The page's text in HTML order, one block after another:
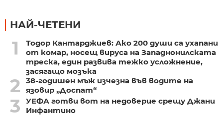
НАЙ-ЧЕТЕНИ
1
Тодор Кантарджиев: Ако 200 души са ухапани
от комар, носещ вируса на Западнонилската
треска, един развива тежко усложнение,
засягащо мозъка
2
38-годишен мъж изчезна във водите на
язовир „Доспат“
3
УЕФА готви вот на недоверие срещу Джани
Инфантино